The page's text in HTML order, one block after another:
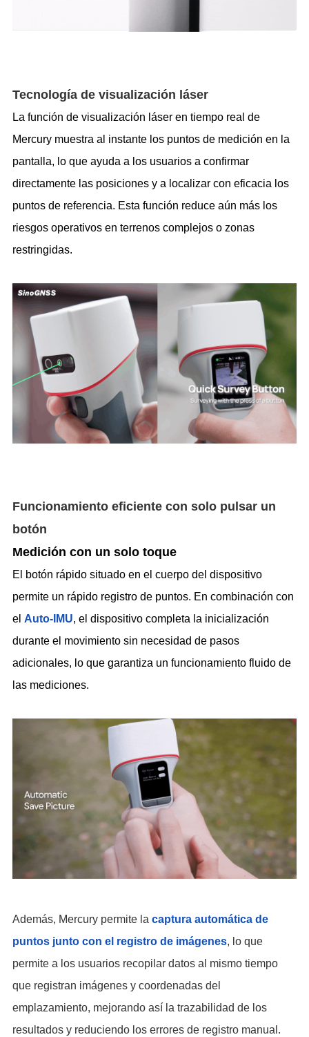
Tecnología de visualización l áser
La función de visualización láser en tiempo real de
Mercury muestra al instante los puntos de medición en la
pantalla, lo que ayuda a los usuarios a confirmar
directamente las posiciones y a localizar con eficacia los
puntos de referencia. Esta función reduce aún más los
riesgos operativos en terrenos complejos o zonas
restringidas.
Funcionamiento eficiente con solo pulsar un
botón
Medición con un solo toque
El botón rápido situado en el cuerpo del dispositivo
permite un rápido registro de puntos. En combinación con
el Auto-IMU, el dispositivo completa la inicialización
durante el movimiento sin necesidad de pasos
adicionales, lo que garantiza un funcionamiento fluido de
las mediciones.
Además, Mercury permite la captura automática de
puntos junto con el registro de imágenes, lo que
permite a los usuarios recopilar datos al mismo tiempo
que registran imágenes y coordenadas del
emplazamiento, mejorando así la trazabilidad de los
resultados y reduciendo los errores de registro manual.